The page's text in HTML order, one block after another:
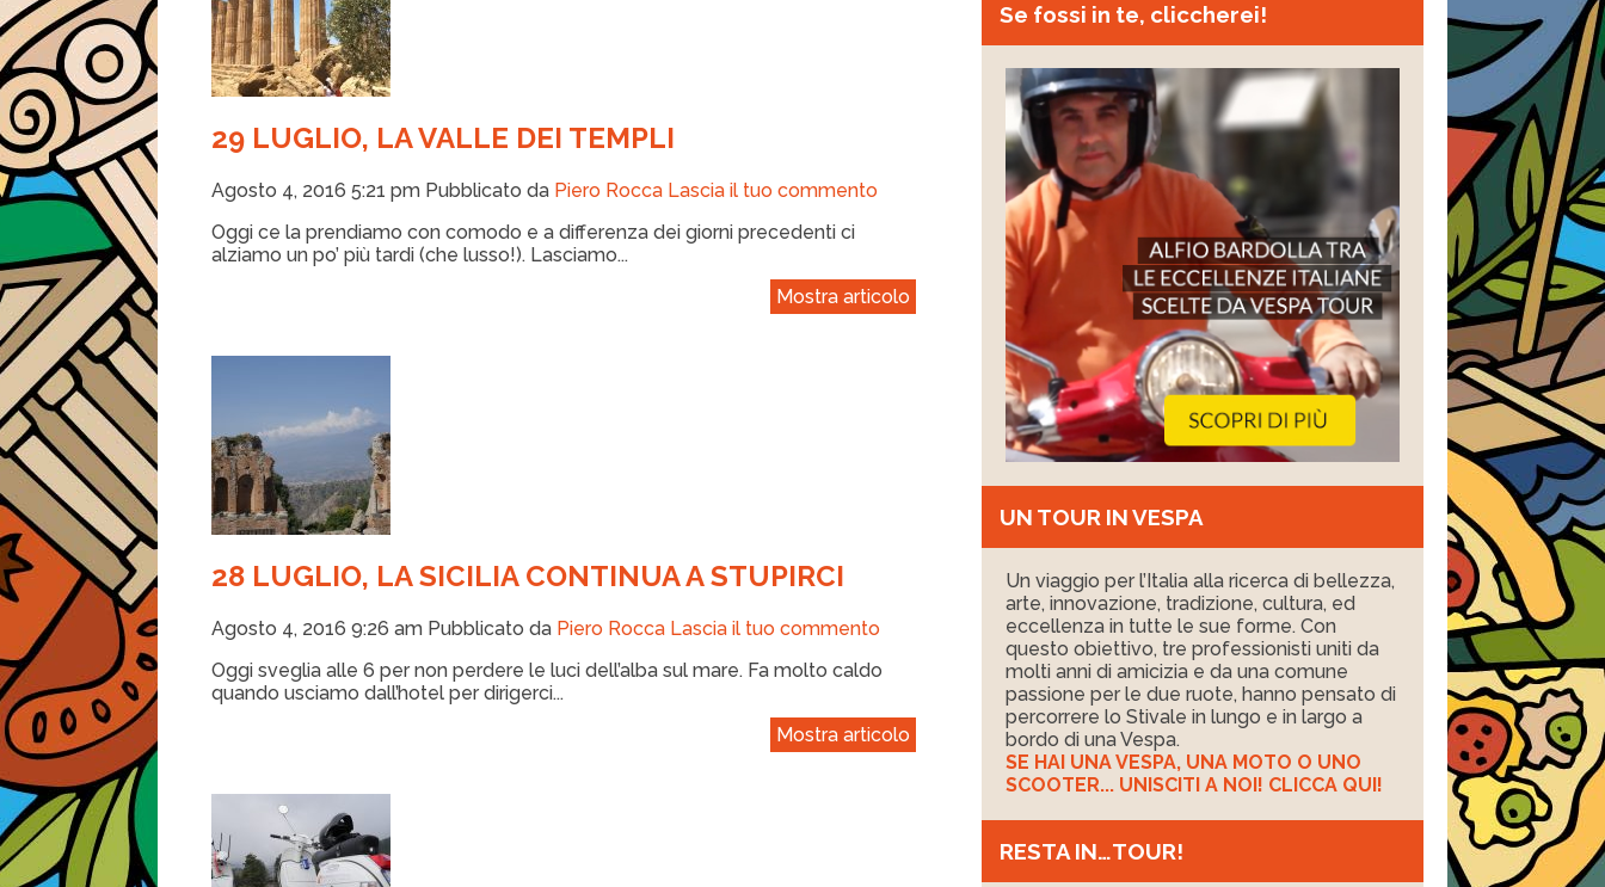
29 LUGLIO, LA VALLE DEI TEMPLI
Agosto 4, 2016 5:21 pm Pubblicato da Piero Rocca Lascia il tuo commento
Oggi ce la prendiamo con comodo e a differenza dei giorni precedenti ci
alziamo un po’ più tardi (che lusso!). Lasciamo...
Mostra articolo
28 LUGLIO, LA SICILIA CONTINUA A STUPIRCI
Agosto 4, 2016 9:26 am Pubblicato da Piero Rocca Lascia il tuo commento
Oggi sveglia alle 6 per non perdere le luci dell’alba sul mare. Fa molto caldo
quando usciamo dall’hotel per dirigerci...
Mostra articolo
Se fossi in te, cliccherei!
UN TOUR IN VESPA
Un viaggio per l’Italia alla ricerca di bellezza,
arte, innovazione, tradizione, cultura, ed
eccellenza in tutte le sue forme. Con
questo obiettivo, tre professionisti uniti da
molti anni di amicizia e da una comune
passione per le due ruote, hanno pensato di
percorrere lo Stivale in lungo e in largo a
bordo di una Vespa.
SE HAI UNA VESPA, UNA MOTO O UNO
SCOOTER... UNISCITI A NOI! CLICCA QUI!
RESTA IN…TOUR!